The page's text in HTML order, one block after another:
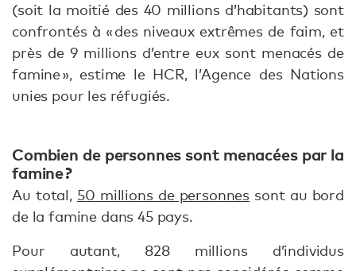
(soit la moitié des 40 millions d’habitants) sont
confrontés à « des niveaux extrêmes de faim, et
près de 9 millions d’entre eux sont menacés de
famine », estime le HCR, l’Agence des Nations
unies pour les réfugiés.
Combien de personnes sont menacées par la
famine ?
Au total, 50 millions de personnes sont au bord
de la famine dans 45 pays.
Pour autant, 828 millions d’individus